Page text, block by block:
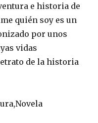
e historia de
quién soy es un
por unos
vidas
de la historia